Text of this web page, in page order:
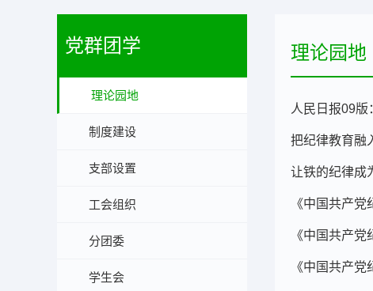
党群团学
理论园地
制度建设
支部设置
工会组织
分团委
学生会
理论园地
人民日报09版
把纪律教育融
让铁的纪律成
《中国共产
《中国共产
《中国共产